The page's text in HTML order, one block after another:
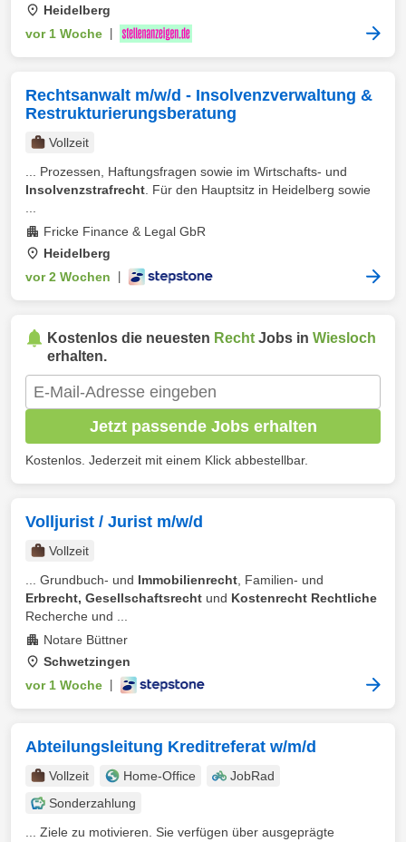
Heidelberg
vor 1 Woche
Rechtsanwalt m/w/d - Insolvenzverwaltung &
Restrukturierungsberatung
Vollzeit
... Prozessen, Haftungsfragen sowie im Wirtschafts- und
Insolvenzstrafrecht . Für den Hauptsitz in Heidelberg sowie
Fricke Finance & Legal GbR
Heidelberg
vor 2 Wochen
Kostenlos die neuesten Recht Jobs in Wiesloch
erhalten.
Jetzt passende Jobs erhalten
Kostenlos. Jederzeit mit einem Klick abbestellbar.
Volljurist / Jurist m/w/d
Vollzeit
... Grundbuch- und Immobilienrecht , Familien- und
Erbrecht, Gesellschaftsrecht und Kostenrecht Rechtliche
Recherche und ...
Notare Büttner
Schwetzingen
vor 1 Woche
Abteilungsleitung Kreditreferat w/m/d
Vollzeit Home-Office
JobRad
Sonderzahlung
... Ziele zu motivieren. Sie verfügen über ausgeprägte